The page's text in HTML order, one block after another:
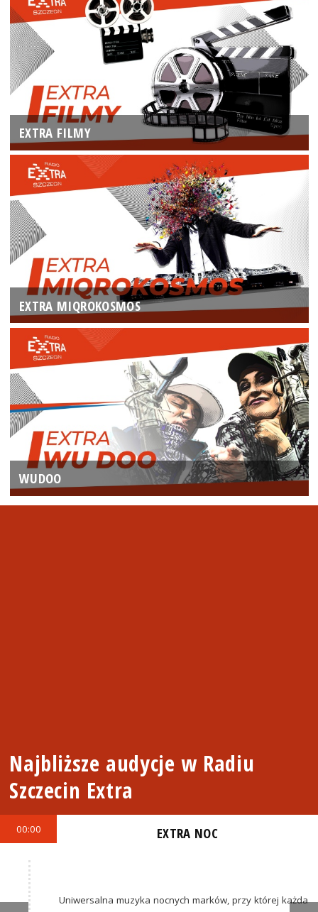
EXTRA FILMY
EXTRA MIQROKOSMOS
WUDOO
Najbliższe audycje w Radiu
Szczecin Extra
00:00 EXTRA NOC
Uniwersalna muzyka nocnych marków, przy której każda